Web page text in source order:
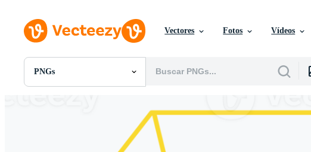
Vectores Fotos Vídeos
PNGs
Todas Imágenes